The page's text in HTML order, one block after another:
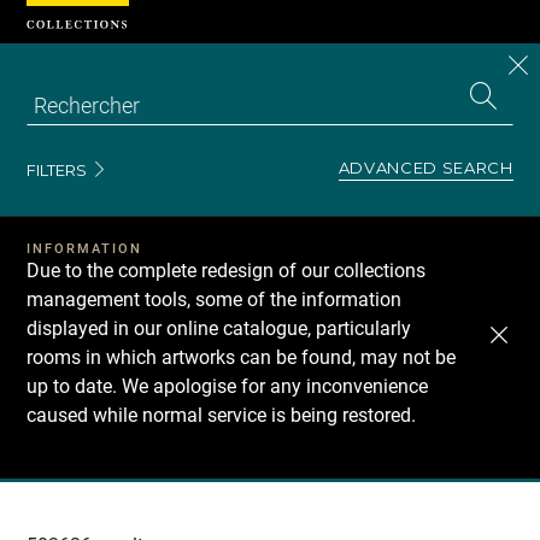
FILTERS ADVANCED SEARCH
INFORMATION
Due to the complete redesign of our collections
management tools, some of the information
displayed in our online catalogue, particularly
rooms in which artworks can be found, may not be
up to date. We apologise for any inconvenience
caused while normal service is being restored.
Recherche
Cookies management panel